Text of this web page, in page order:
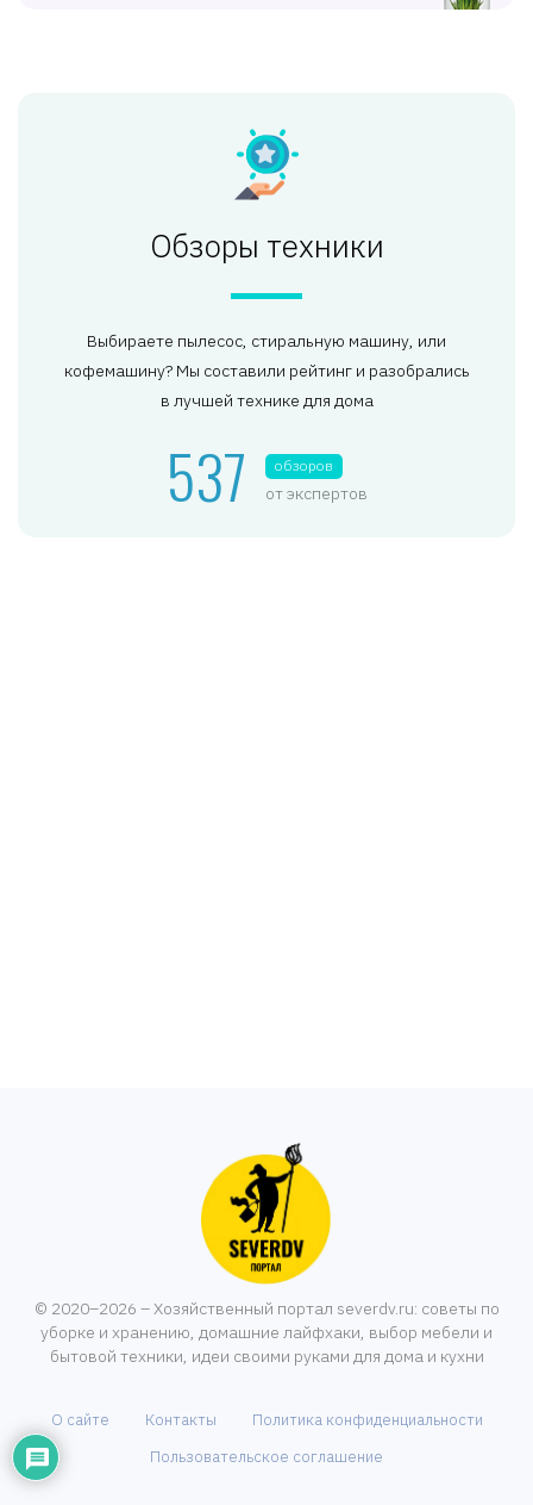
Обзоры техники
Выбираете пылесос, стиральную машину, или
кофемашину? Мы составили рейтинг и разобрались
в лучшей технике для дома
537 обзоров
от экспертов
© 2020–2026 – Хозяйственный портал severdv.ru: советы по
уборке и хранению, домашние лайфхаки, выбор мебели и
бытовой техники, идеи своими руками для дома и кухни
О сайте Контакты
Политика конфиденциальности
Пользовательское соглашение